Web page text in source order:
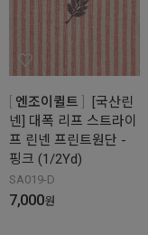
엔조이퀼트
[국산린
넨] 대폭 리프 스트라이
프 린넨 프린트원단 -
핑크 (1/2Yd)
SA019-D
7,000원